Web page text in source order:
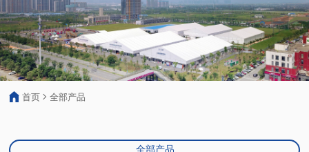
首页 全部产品
全部产品